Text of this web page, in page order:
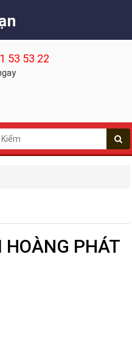
53 53 22
HOÀNG PHÁT